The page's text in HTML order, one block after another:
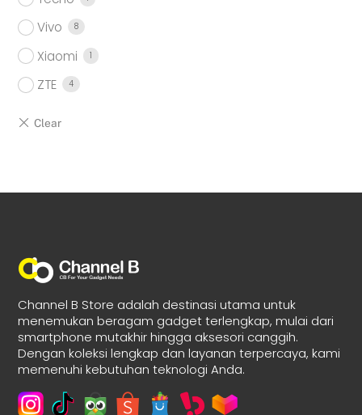
Vivo 8
Xiaomi 1
ZTE 4
Channel B Store adalah destinasi utama untuk
menemukan beragam gadget terlengkap, mulai dari
smartphone mutakhir hingga aksesori canggih.
Dengan koleksi lengkap dan layanan terpercaya, kami
memenuhi kebutuhan teknologi Anda.